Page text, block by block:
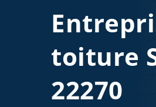
toiture
22270